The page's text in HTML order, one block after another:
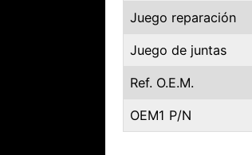
Juego reparación
Juego de juntas
Ref. O.E.M.
OEM1 P/N